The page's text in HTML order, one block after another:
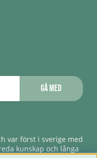
Gå med
var först i sverige med
kunskap och långa